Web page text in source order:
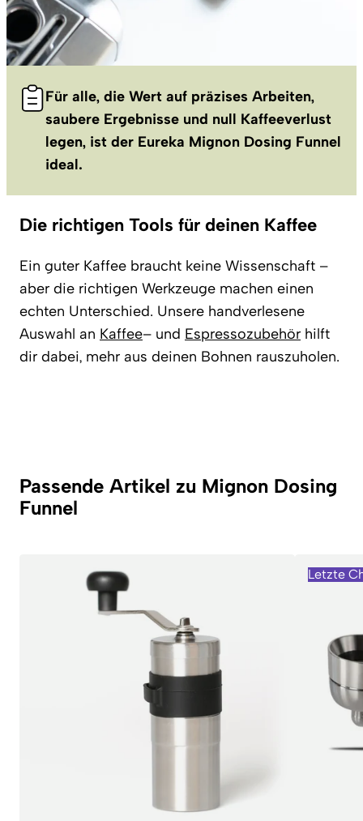
Für alle, die Wert auf präzises Arbeiten,
saubere Ergebnisse und null Kaffeeverlust
legen, ist der Eureka Mignon Dosing Funnel
ideal.
Die richtigen Tools für deinen Kaffee
Ein guter Kaffee braucht keine Wissenschaft –
aber die richtigen Werkzeuge machen einen
echten Unterschied. Unsere handverlesene
Auswahl an Kaffee– und Espressozubehör hilft
dir dabei, mehr aus deinen Bohnen rauszuholen.
Passende Artikel zu Mignon Dosing
Funnel
Letzte